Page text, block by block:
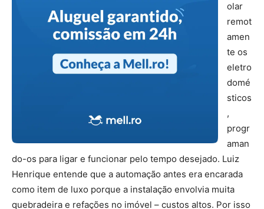
olar
remot
amen
te os
eletro
domé
sticos
,
progr
aman
do-os para ligar e funcionar pelo tempo desejado. Luiz
Henrique entende que a automação antes era encarada
como item de luxo porque a instalação envolvia muita
quebradeira e refações no imóvel – custos altos. Por isso